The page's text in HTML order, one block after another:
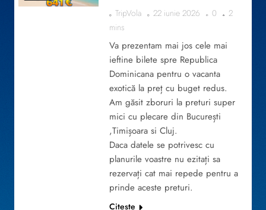
TripVola 22 iunie 2026 0
2
mins
Va prezentam mai jos cele mai
ieftine bilete spre Republica
Dominicana pentru o vacanta
exotică la preț cu buget redus.
Am găsit zboruri la preturi super
mici cu plecare din București
,Timișoara si Cluj.
Daca datele se potrivesc cu
planurile voastre nu ezitați sa
rezervați cat mai repede pentru a
prinde aceste preturi.
Citeste